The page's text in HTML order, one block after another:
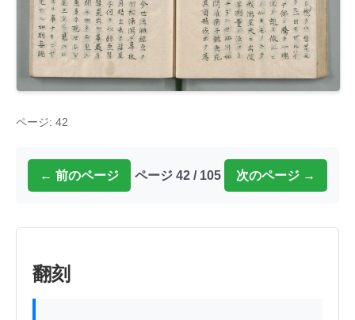
ページ: 42
← 前のページ ページ 42 / 105 次のページ →
翻刻